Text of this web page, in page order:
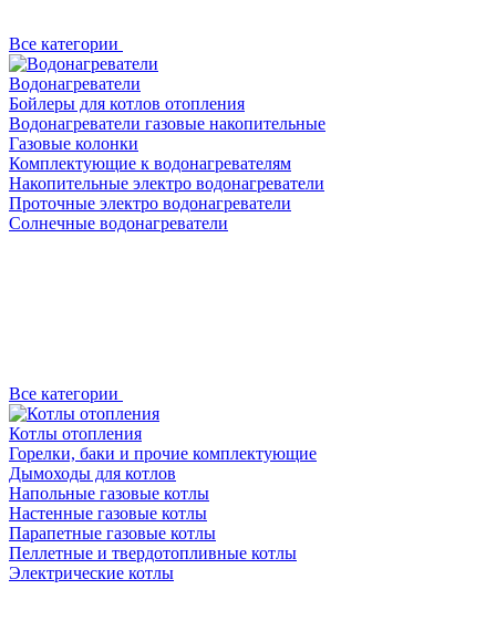
Все категории
Водонагреватели
Бойлеры для котлов отопления
Водонагреватели газовые накопительные
Газовые колонки
Комплектующие к водонагревателям
Накопительные электро водонагреватели
Проточные электро водонагреватели
Солнечные водонагреватели
Все категории
Котлы отопления
Горелки, баки и прочие комплектующие
Дымоходы для котлов
Напольные газовые котлы
Настенные газовые котлы
Парапетные газовые котлы
Пеллетные и твердотопливные котлы
Электрические котлы